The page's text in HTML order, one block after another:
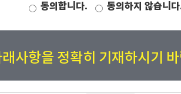
동의합니다. 동의하지 않습니
사항을 정확히 기재하시기